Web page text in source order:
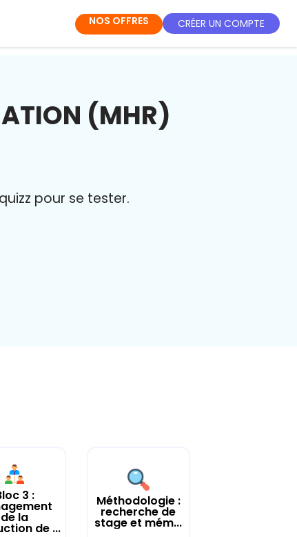
NOS OFFRES CRÉER UN COMPTE
(MHR)
pour se tester.
3 :
de la
de ...
Méthodologie :
recherche de
stage et mém...